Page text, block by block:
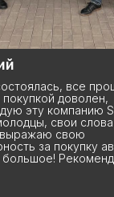
все прошло
доволен,
компанию StepAuto,
слова держат!
свою
покупку авто.
Рекомендую!